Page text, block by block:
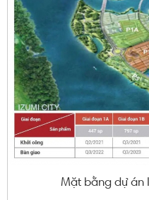
Mặt bằng dự án